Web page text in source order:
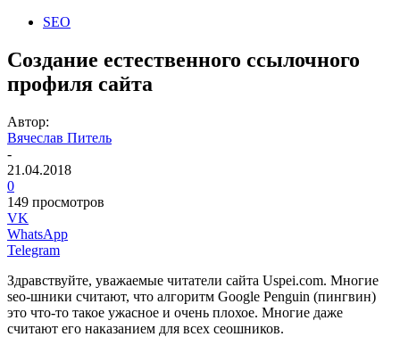
SEO
Создание естественного ссылочного
профиля сайта
Автор:
Вячеслав Питель
-
21.04.2018
0
149 просмотров
VK
WhatsApp
Telegram
Здравствуйте, уважаемые читатели сайта Uspei.com. Многие
seo-шники считают, что алгоритм Google Penguin (пингвин)
это что-то такое ужасное и очень плохое. Многие даже
считают его наказанием для всех сеошников.